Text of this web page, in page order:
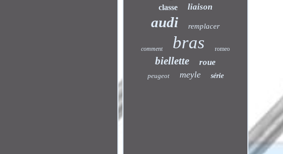
classe liaison
audi remplacer
comment bras romeo
biellette roue
peugeot meyle série